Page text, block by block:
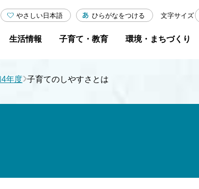
やさしい日本語 ひらがなをつける 文字サイズ
生活情報 子育て・教育 環境・まちづくり
年度›子育てのしやすさとは